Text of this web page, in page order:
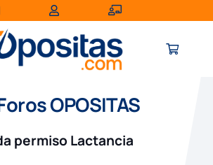
OPOSITAS
permiso Lactancia